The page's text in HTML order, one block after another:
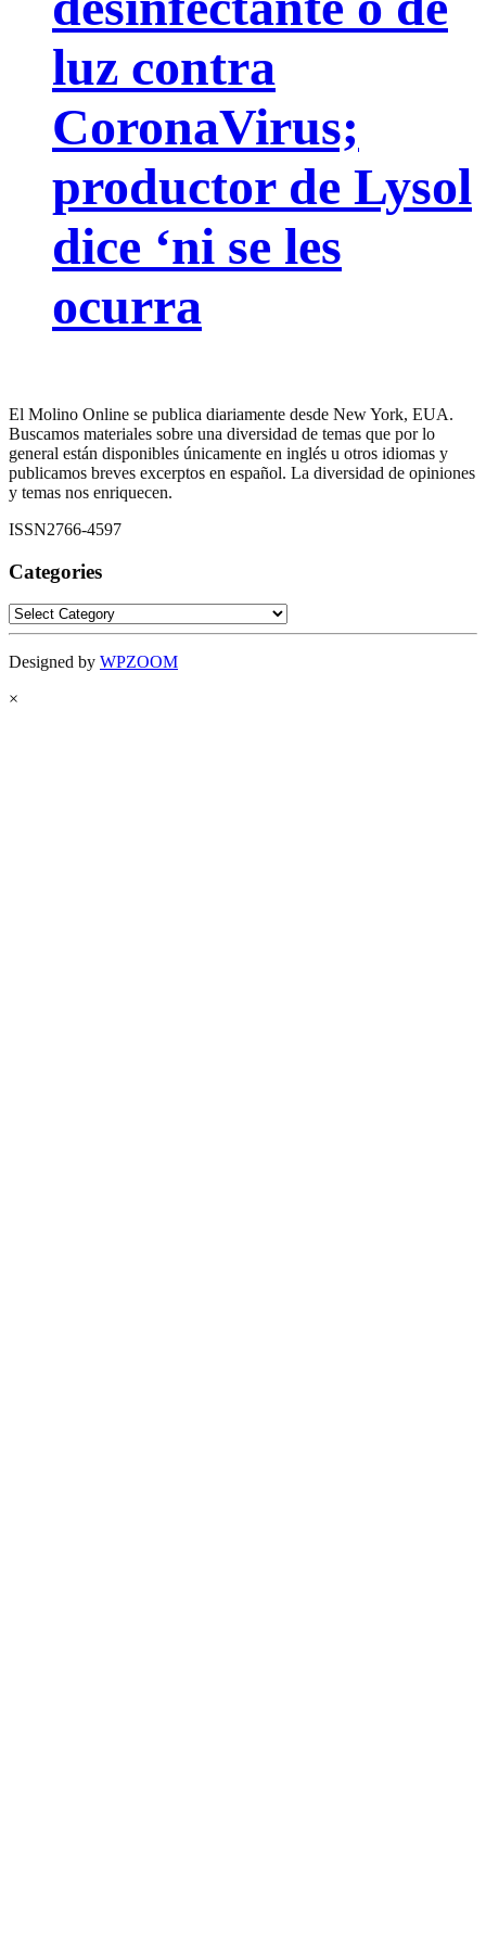
luz contra
CoronaVirus;
productor de Lysol
dice ‘ni se les
ocurra
El Molino Online se publica diariamente desde New York, EUA.
Buscamos materiales sobre una diversidad de temas que por lo
general están disponibles únicamente en inglés u otros idiomas y
publicamos breves excerptos en español. La diversidad de opiniones
y temas nos enriquecen.
ISSN2766-4597
Categories
Categories
Designed by WPZOOM
×